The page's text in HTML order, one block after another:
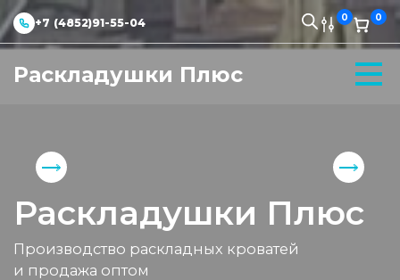
+7 (4852)91-55-04 0 0
Раскладушки Плюс
Раскладушки Плюс
Производство раскладных кроватей
и продажа оптом